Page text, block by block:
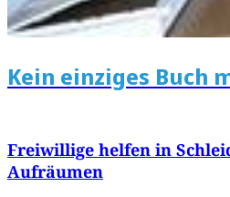
Kein einziges Buch
Freiwillige helfen in
Aufräumen